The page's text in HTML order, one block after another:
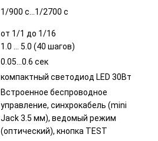
1/900 с…1/2700 с
от 1/1 до 1/16
1.0 … 5.0 (40 шагов)
0.05…0.6 сек
компактный светодиод LED 30Вт
Встроенное беспроводное
управление, синхрокабель (mini
Jack 3.5 мм), ведомый режим
(оптический), кнопка TEST